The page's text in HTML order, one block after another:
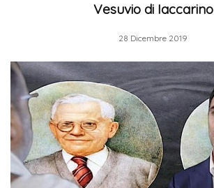
Vesuvio di Iaccarino
28 Dicembre 2019